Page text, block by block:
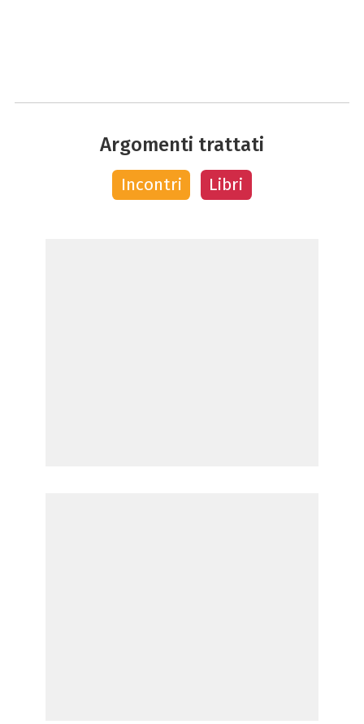
Argomenti trattati
Incontri Libri